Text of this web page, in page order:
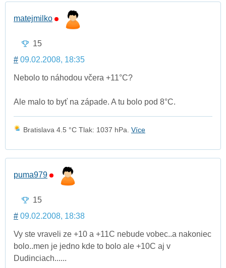
matejmilko
15
# 09.02.2008, 18:35
Nebolo to náhodou včera +11°C?
Ale malo to byť na západe. A tu bolo pod 8°C.
Bratislava 4.5 °C Tlak: 1037 hPa. Více
puma979
15
# 09.02.2008, 18:38
Vy ste vraveli ze +10 a +11C nebude vobec..a nakoniec
bolo..men je jedno kde to bolo ale +10C aj v
Dudinciach......